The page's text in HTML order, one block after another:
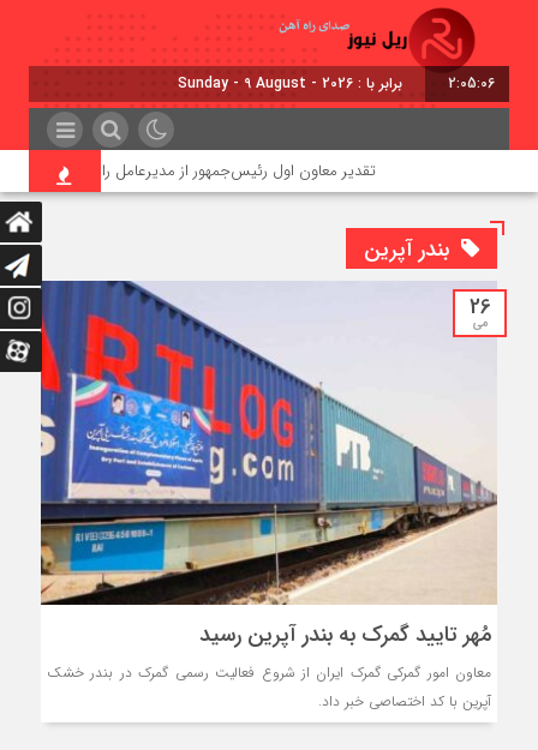
2:05:07 برابر با : Sunday - 9 August - 2026
تقدیر معاون اول رئیس‌جمهور از مدیرعامل راه‌آهن
بندر آپرین
26
می
مُهر تایید گمرک به بندر آپرین رسید
معاون امور گمرکی گمرک ایران از شروع فعالیت رسمی گمرک در بندر خشک
آپرین با کد اختصاصی خبر داد.